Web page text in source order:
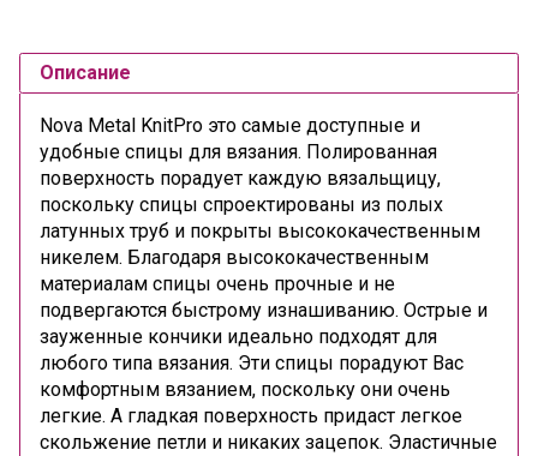
Описание
Nova Metal KnitPro это самые доступные и
удобные спицы для вязания. Полированная
поверхность порадует каждую вязальщицу,
поскольку спицы спроектированы из полых
латунных труб и покрыты высококачественным
никелем. Благодаря высококачественным
материалам спицы очень прочные и не
подвергаются быстрому изнашиванию. Острые и
зауженные кончики идеально подходят для
любого типа вязания. Эти спицы порадуют Вас
комфортным вязанием, поскольку они очень
легкие. А гладкая поверхность придаст легкое
скольжение петли и никаких зацепок. Эластичные